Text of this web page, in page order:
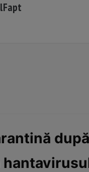
Fapt